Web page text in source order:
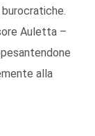
Auletta –
alla